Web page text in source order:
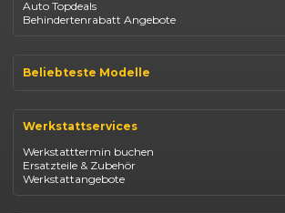
Auto Topdeals
Behindertenrabatt Angebote
Beliebteste Modelle
Opel Corsa
Fiat 500
Dacia Duster
Dacia Sandero
Jeep Compass
Werkstattservices
Werkstatttermin buchen
Ersatzteile & Zubehör
Werkstattangebote